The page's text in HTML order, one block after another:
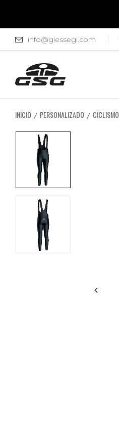
info@giessegi.com
INICIO PERSONALIZADO CICLISMO